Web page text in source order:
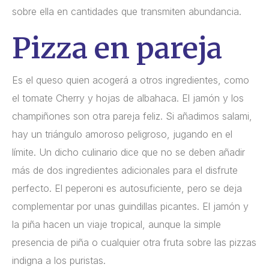
sobre ella en cantidades que transmiten abundancia.
Pizza en pareja
Es el queso quien acogerá a otros ingredientes, como
el tomate Cherry y hojas de albahaca. El jamón y los
champiñones son otra pareja feliz. Si añadimos salami,
hay un triángulo amoroso peligroso, jugando en el
límite. Un dicho culinario dice que no se deben añadir
más de dos ingredientes adicionales para el disfrute
perfecto. El peperoni es autosuficiente, pero se deja
complementar por unas guindillas picantes. El jamón y
la piña hacen un viaje tropical, aunque la simple
presencia de piña o cualquier otra fruta sobre las pizzas
indigna a los puristas.